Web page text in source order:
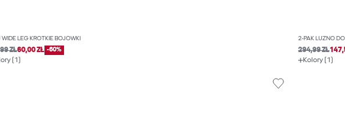
WIDE LEG KRÓTKIE BOJÓWKI
ZŁ60,00 ZŁ -60%
(1)
2-PAK LUŹNO
294,99 ZŁ
Kolory (1)